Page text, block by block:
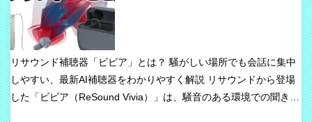
リサウンド補聴器「ビビア」とは？ 騒がしい場所でも会話に集中
しやすい、最新AI補聴器をわかりやすく解説 リサウンドから登場
した「ビビア（ReSound Vivia）」は、騒音のある環境での聞き取